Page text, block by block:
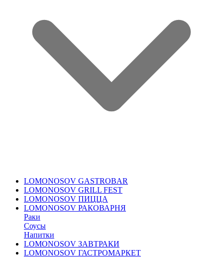
LOMONOSOV GASTROBAR
LOMONOSOV GRILL FEST
LOMONOSOV ПИЦЦА
LOMONOSOV РАКОВАРНЯ
Раки
Соусы
Напитки
LOMONOSOV ЗАВТРАКИ
LOMONOSOV ГАСТРОМАРКЕТ